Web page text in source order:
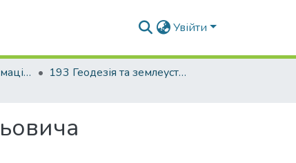
Увійти
Факультет геоінформаційних систем та управління територіями
193 Геодезія та землеустрій. Геоінформаційні системи і технології